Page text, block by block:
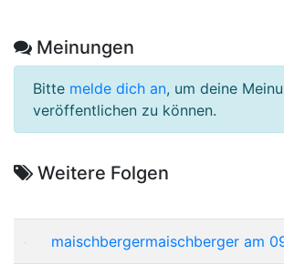
Meinungen
Bitte melde dich an, um deine
veröffentlichen zu können.
Weitere Folgen
maischbergermaischberger am